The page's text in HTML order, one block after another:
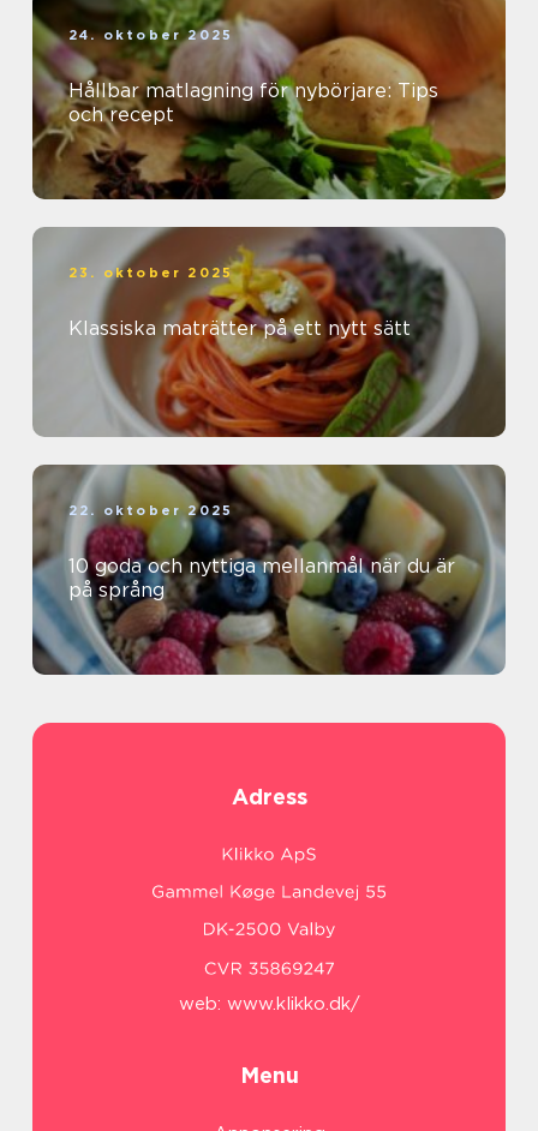
24. oktober 2025
Hållbar matlagning för nybörjare: Tips
och recept
23. oktober 2025
Klassiska maträtter på ett nytt sätt
22. oktober 2025
10 goda och nyttiga mellanmål när du är
på språng
Adress
web: www.klikko.dk/
Menu